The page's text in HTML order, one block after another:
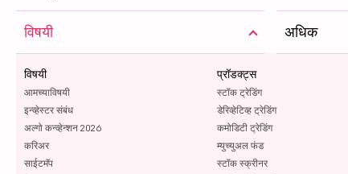
विषयी
विषयी
आमच्याविषयी
इन्व्हेस्टर संबंध
अल्गो कन्व्हेन्शन 2026
करिअर
साईटमॅप
प्रॉडक्ट्स
स्टॉक ट्रेडिंग
डेरिव्हेटिव्ह ट्रेडिंग
कमोडिटी ट्रेडिंग
म्युच्युअल फंड
स्टॉक स्क्रीनर
अधिक